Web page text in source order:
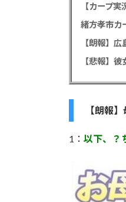
【カープ
緒方孝市カ
【朗報】
【朗報
1： 以下、？